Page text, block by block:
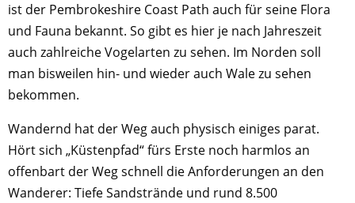
ist der Pembrokeshire Coast Path auch für seine Flora
und Fauna bekannt. So gibt es hier je nach Jahreszeit
auch zahlreiche Vogelarten zu sehen. Im Norden soll
man bisweilen hin- und wieder auch Wale zu sehen
bekommen.
Wandernd hat der Weg auch physisch einiges parat.
Hört sich „Küstenpfad“ fürs Erste noch harmlos an
offenbart der Weg schnell die Anforderungen an den
Wanderer: Tiefe Sandstrände und rund 8.500